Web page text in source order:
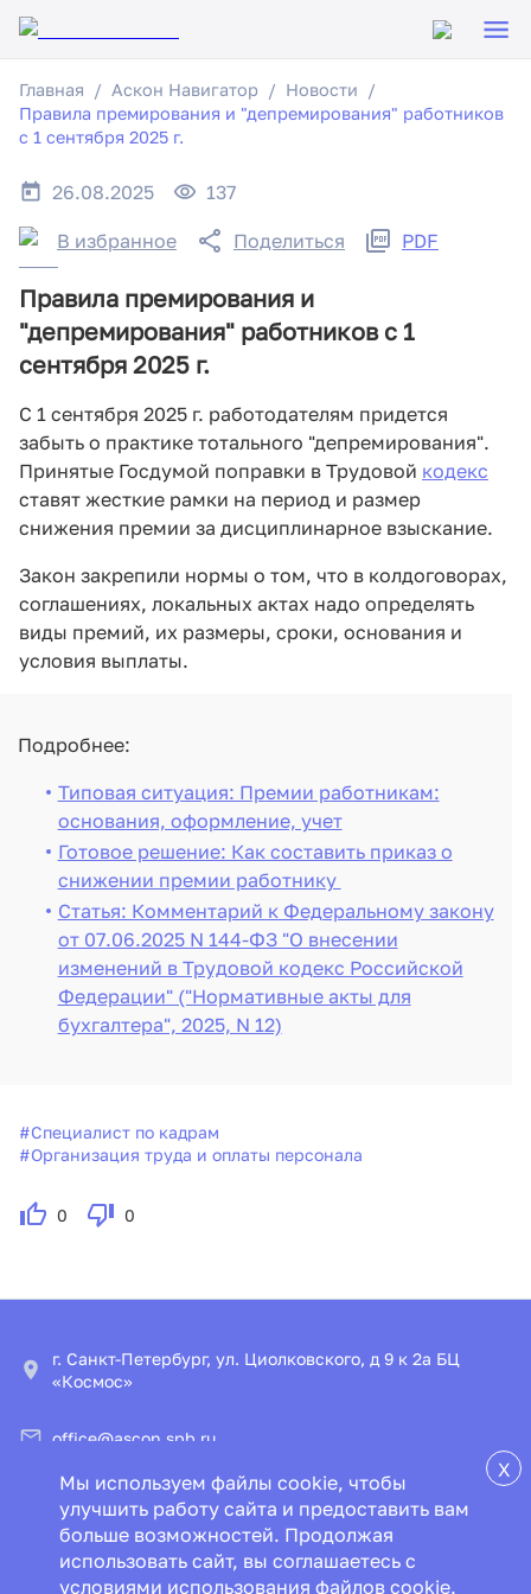
Главная Аскон Навигатор
Новости
Правила премирования и "депремирования" работников
с 1 сентября 2025 г.
26.08.2025 137
В избранное Поделиться PDF
Правила премирования и
"депремирования" работников с 1
сентября 2025 г.
С 1 сентября 2025 г. работодателям придется
забыть о практике тотального "депремирования".
Принятые Госдумой поправки в Трудовой кодекс
ставят жесткие рамки на период и размер
снижения премии за дисциплинарное взыскание.
Закон закрепили нормы о том, что в колдоговорах,
соглашениях, локальных актах надо определять
виды премий, их размеры, сроки, основания и
условия выплаты.
Подробнее:
Типовая ситуация: Премии работникам:
основания, оформление, учет
Готовое решение: Как составить приказ о
снижении премии работнику
Статья: Комментарий к Федеральному закону
от 07.06.2025 N 144-ФЗ "О внесении
изменений в Трудовой кодекс Российской
Федерации" ("Нормативные акты для
бухгалтера", 2025, N 12)
#Специалист по кадрам
#Организация труда и оплаты персонала
0 0
X
Мы используем файлы cookie, чтобы
улучшить работу сайта и предоставить вам
больше возможностей. Продолжая
использовать сайт, вы соглашаетесь с
условиями использования файлов cookie.
г. Санкт-Петербург, ул. Циолковского, д 9 к 2а БЦ
«Космос»
office@ascon.spb.ru
© ООО «ИПЦ «Консультант+Аскон»
Пользовательское соглашение
Политика конфиденциальности
Специальная оценка условий труда